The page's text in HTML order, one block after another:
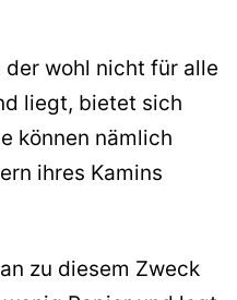
der wohl nicht für alle
liegt, bietet sich
können nämlich
ihres Kamins
zu diesem Zweck